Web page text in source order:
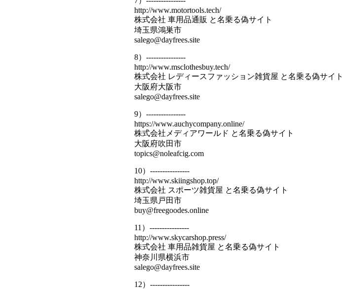
http://www.motortools.tech/
株式会社 車用品通販 と名乗る偽サイト
埼玉県鴻巣市
salego@dayfrees.site
8）----------------
http://www.msclothesbuy.tech/
株式会社 レディースファッション雑貨屋 と名乗る偽サイト
大阪府大阪市
salego@dayfrees.site
9）----------------
https://www.auchycompany.online/
株式会社メディアワールド と名乗る偽サイト
大阪府吹田市
topics@noleafcig.com
10）----------------
http://www.skiingshop.top/
株式会社 スポーツ雑貨屋 と名乗る偽サイト
埼玉県戸田市
buy@freegoodes.online
11）----------------
http://www.skycarshop.press/
株式会社 車用品雑貨屋 と名乗る偽サイト
神奈川県横浜市
salego@dayfrees.site
12）----------------